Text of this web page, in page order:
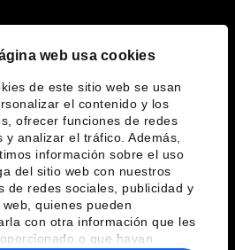
web usa cookies
de este sitio web se usan
el contenido y los
ofrecer funciones de redes
y analizar el tráfico. Además,
información sobre el uso
del sitio web con nuestros
de redes sociales, publicidad y
quienes pueden
con otra información que les
o que hayan